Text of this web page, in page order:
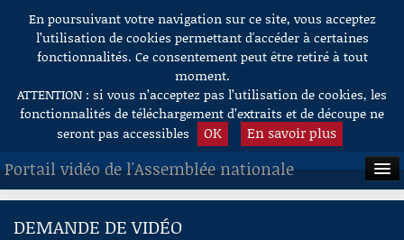
Aller au contenu
En poursuivant votre navigation sur ce site, vous acceptez
l’utilisation de cookies permettant d'accéder à certaines
fonctionnalités. Ce consentement peut être retiré à tout
moment.
ATTENTION : si vous n’acceptez pas l’utilisation de cookies, les
fonctionnalités de téléchargement d’extraits et de découpe ne
seront pas accessibles
OK En savoir plus
Portail vidéo de l'Assemblée nationale
ACCUEIL
DEMANDE DE VIDÉO